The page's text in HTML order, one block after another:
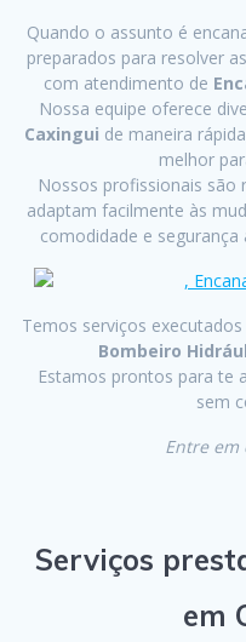
Quando o assunto é
preparados para resolver
com atendimento de
Nossa equipe oferece
Caxingui de maneira
melhor
Nossos profissionais são
adaptam facilmente às
comodidade e segurança
Temos serviços
Bombeiro
Estamos prontos para te
sem
Entre em
Serviços
em